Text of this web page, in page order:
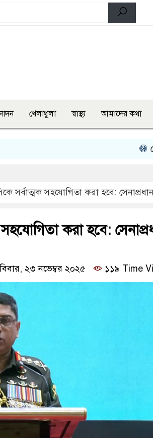
খেলাধুলা স্বাস্থ্য আমাদের কথা
শেরপুরে
সর্বাত্মক সহযোগিতা করা হবে:
সহযোগিতা করা হবে:
২৩ নভেম্বর ২০২৫
১১৯ Time